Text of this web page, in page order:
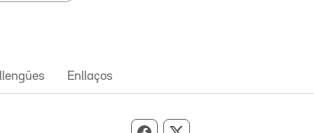
Enllaços